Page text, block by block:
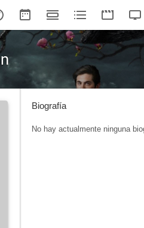
Biografía
No hay actualmente ninguna